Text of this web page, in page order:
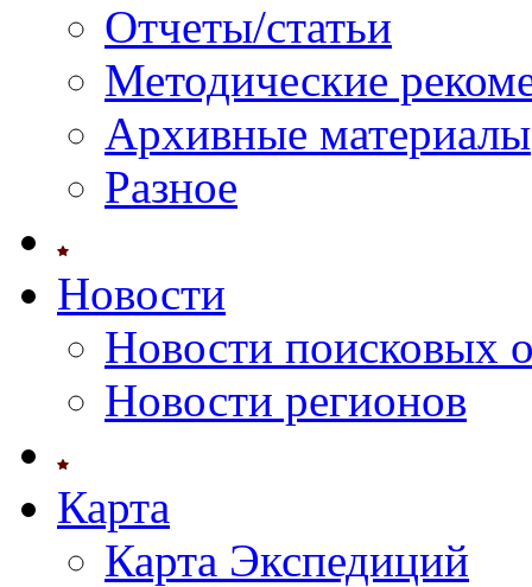
Отчеты/статьи
Методические
Архивные материалы
Разное
Новости
Новости поисковых
Новости регионов
Карта
Карта Экспедиций